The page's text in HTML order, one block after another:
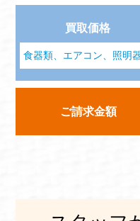
買取価格
食器類、エアコン、照明
ご請求金額